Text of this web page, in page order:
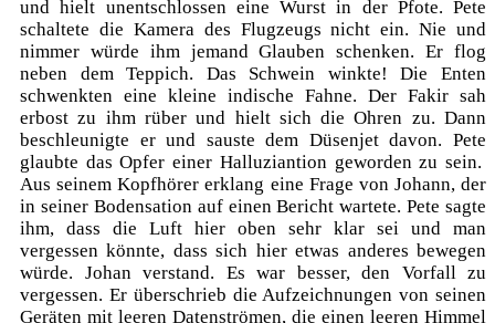
und hielt unentschlossen eine Wurst in der Pfote. Pete
schaltete die Kamera des Flugzeugs nicht ein. Nie und
nimmer würde ihm jemand Glauben schenken. Er flog
neben dem Teppich. Das Schwein winkte! Die Enten
schwenkten eine kleine indische Fahne. Der Fakir sah
erbost zu ihm rüber und hielt sich die Ohren zu. Dann
beschleunigte er und sauste dem Düsenjet davon. Pete
glaubte das Opfer einer Halluziantion geworden zu sein.
Aus seinem Kopfhörer erklang eine Frage von Johann, der
in seiner Bodensation auf einen Bericht wartete. Pete sagte
ihm, dass die Luft hier oben sehr klar sei und man
vergessen könnte, dass sich hier etwas anderes bewegen
würde. Johan verstand. Es war besser, den Vorfall zu
vergessen. Er überschrieb die Aufzeichnungen von seinen
Geräten mit leeren Datenströmen, die einen leeren Himmel